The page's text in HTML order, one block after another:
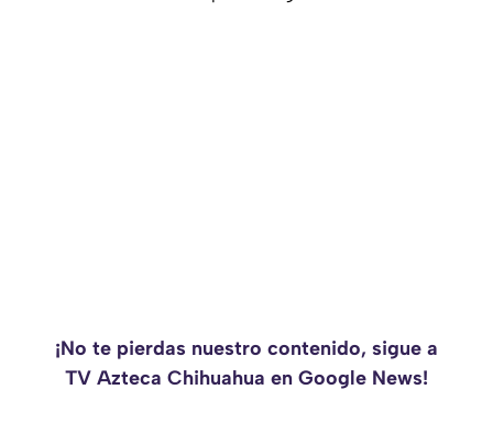
¡No te pierdas nuestro contenido, sigue a
TV Azteca Chihuahua en Google News!